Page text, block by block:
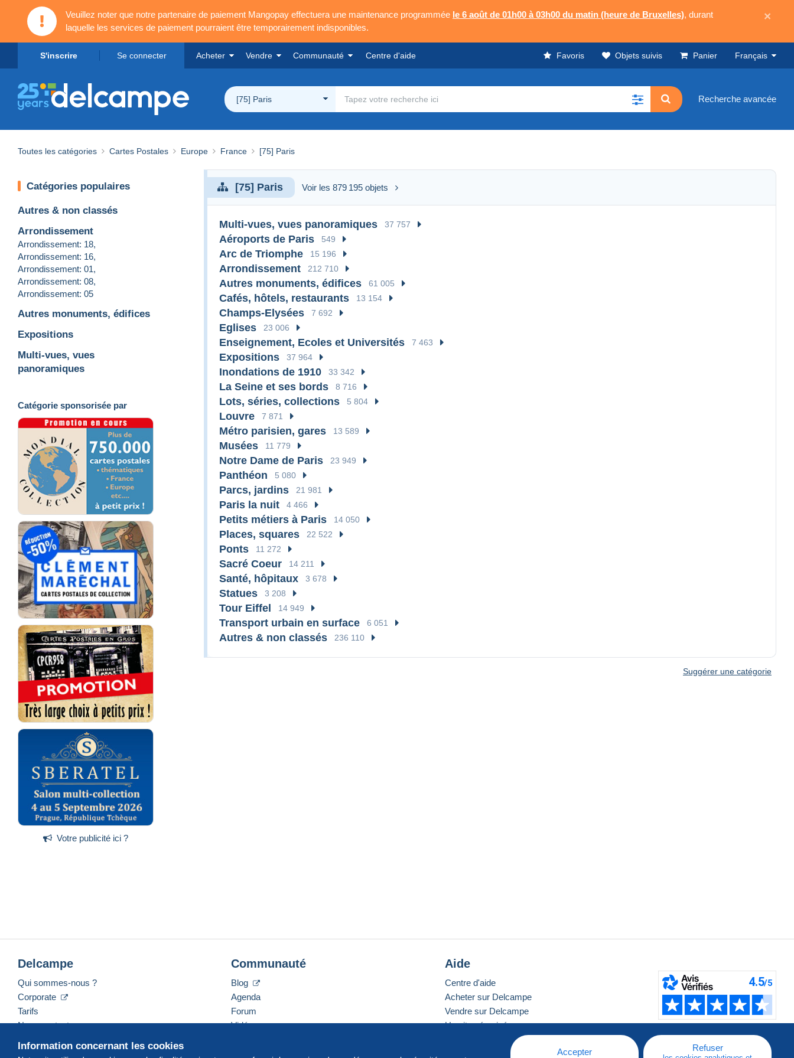
Veuillez noter que notre partenaire de paiement Mangopay effectuera une maintenance programmée le 6 août de 01h00 à 03h00 du matin (heure de Bruxelles), durant
laquelle les services de paiement pourraient être temporairement indisponibles.
×
S'inscrire Se connecter Acheter Vendre Communauté Centre d'aide Favoris Objets suivis Panier Français
[75] Paris Recherche avancée
Toutes les catégories Cartes Postales Europe France [75] Paris
Catégories populaires
Autres & non classés
Arrondissement
Arrondissement: 18,
Arrondissement: 16,
Arrondissement: 01,
Arrondissement: 08,
Arrondissement: 05
Autres monuments, édifices
Expositions
Multi-vues, vues
panoramiques
Catégorie sponsorisée par
Votre publicité ici ?
[75] Paris Voir les 879 195 objets
Multi-vues, vues panoramiques 37 757
Aéroports de Paris 549
Arc de Triomphe 15 196
Arrondissement 212 710
Autres monuments, édifices 61 005
Cafés, hôtels, restaurants 13 154
Champs-Elysées 7 692
Eglises 23 006
Enseignement, Ecoles et Universités 7 463
Expositions 37 964
Inondations de 1910 33 342
La Seine et ses bords 8 716
Lots, séries, collections 5 804
Louvre 7 871
Métro parisien, gares 13 589
Musées 11 779
Notre Dame de Paris 23 949
Panthéon 5 080
Parcs, jardins 21 981
Paris la nuit 4 466
Petits métiers à Paris 14 050
Places, squares 22 522
Ponts 11 272
Sacré Coeur 14 211
Santé, hôpitaux 3 678
Statues 3 208
Tour Eiffel 14 949
Transport urbain en surface 6 051
Autres & non classés 236 110
Suggérer une catégorie
Information concernant les cookies
Accepter Refuser
Delcampe
Qui sommes-nous ?
Corporate
Tarifs
Nous contacter
Communauté
Blog
Agenda
Forum
Vidéos
Aide
Centre d'aide
Acheter sur Delcampe
Vendre sur Delcampe
Un site sécurisé